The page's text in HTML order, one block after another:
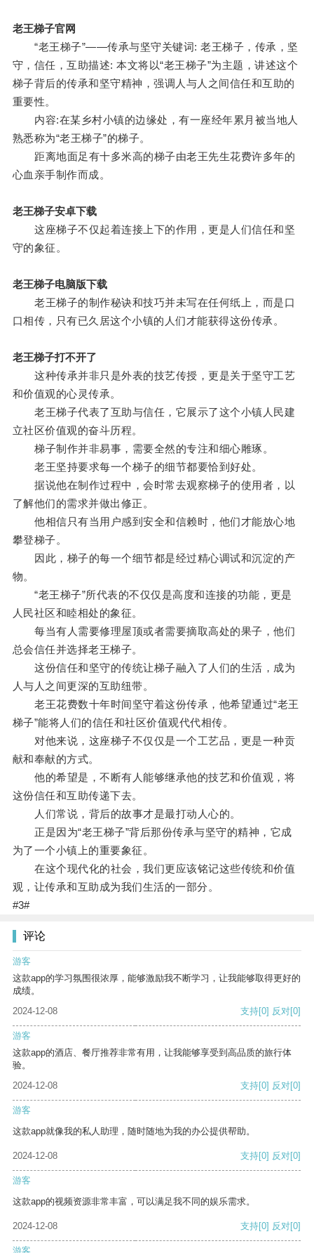
老王梯子官网
“老王梯子”——传承与坚守关键词: 老王梯子，传承，坚
守，信任，互助描述: 本文将以“老王梯子”为主题，讲述这个
梯子背后的传承和坚守精神，强调人与人之间信任和互助的
重要性。
内容:在某乡村小镇的边缘处，有一座经年累月被当地人
熟悉称为“老王梯子”的梯子。
距离地面足有十多米高的梯子由老王先生花费许多年的
心血亲手制作而成。
老王梯子安卓下载
这座梯子不仅起着连接上下的作用，更是人们信任和坚
守的象征。
老王梯子电脑版下载
老王梯子的制作秘诀和技巧并未写在任何纸上，而是口
口相传，只有已久居这个小镇的人们才能获得这份传承。
老王梯子打不开了
这种传承并非只是外表的技艺传授，更是关于坚守工艺
和价值观的心灵传承。
老王梯子代表了互助与信任，它展示了这个小镇人民建
立社区价值观的奋斗历程。
梯子制作并非易事，需要全然的专注和细心雕琢。
老王坚持要求每一个梯子的细节都要恰到好处。
据说他在制作过程中，会时常去观察梯子的使用者，以
了解他们的需求并做出修正。
他相信只有当用户感到安全和信赖时，他们才能放心地
攀登梯子。
因此，梯子的每一个细节都是经过精心调试和沉淀的产
物。
“老王梯子”所代表的不仅仅是高度和连接的功能，更是
人民社区和睦相处的象征。
每当有人需要修理屋顶或者需要摘取高处的果子，他们
总会信任并选择老王梯子。
这份信任和坚守的传统让梯子融入了人们的生活，成为
人与人之间更深的互助纽带。
老王花费数十年时间坚守着这份传承，他希望通过“老王
梯子”能将人们的信任和社区价值观代代相传。
对他来说，这座梯子不仅仅是一个工艺品，更是一种贡
献和奉献的方式。
他的希望是，不断有人能够继承他的技艺和价值观，将
这份信任和互助传递下去。
人们常说，背后的故事才是最打动人心的。
正是因为“老王梯子”背后那份传承与坚守的精神，它成
为了一个小镇上的重要象征。
在这个现代化的社会，我们更应该铭记这些传统和价值
观，让传承和互助成为我们生活的一部分。
#3#
评论
游客
这款app的学习氛围很浓厚，能够激励我不断学习，让我能够取得更好的
成绩。
2024-12-08
支持[0] 反对[0]
游客
这款app的酒店、餐厅推荐非常有用，让我能够享受到高品质的旅行体
验。
2024-12-08
支持[0] 反对[0]
游客
这款app就像我的私人助理，随时随地为我的办公提供帮助。
2024-12-08 支持[0] 反对[0]
游客
这款app的视频资源非常丰富，可以满足我不同的娱乐需求。
2024-12-08 支持[0] 反对[0]
游客